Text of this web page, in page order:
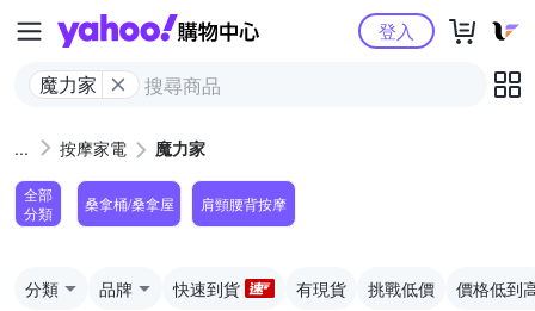
Yahoo購物中心
魔力家
登入
按摩家電 魔力家
全部
分類
桑拿桶/桑拿屋 肩頸腰背按摩
分類 品牌 快速到貨 有現貨 挑戰低價 價格低到